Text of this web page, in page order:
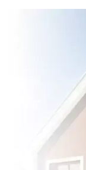
5 OFFRES MAISON
1 OFFRE MAISON
2 OFFRES MAISON
Saint-Martin-
2 OFFRES MAISON
Saintines(60410)